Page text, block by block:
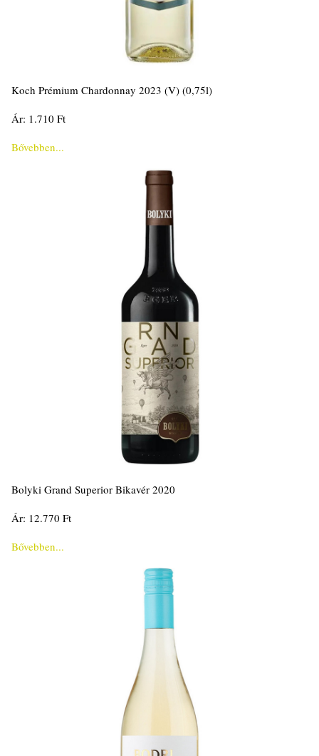
Koch Prémium Chardonnay 2023 (V) (0,75l)
Ár: 1.710 Ft
Bővebben...
Bolyki Grand Superior Bikavér 2020
Ár: 12.770 Ft
Bővebben...